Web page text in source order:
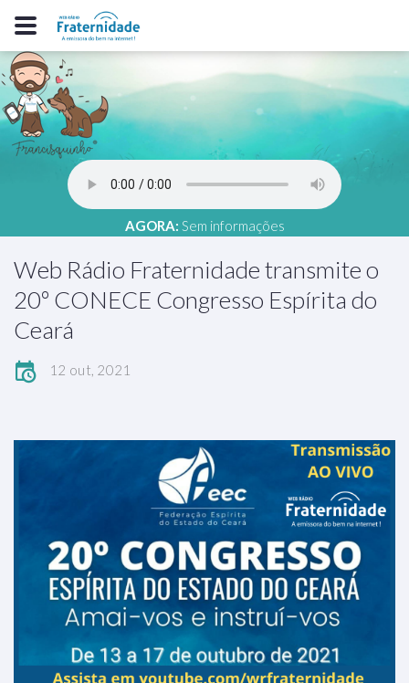
AGORA: Sem informações
Web Rádio Fraternidade transmite o
20º CONECE Congresso Espírita do
Ceará
12 out, 2021